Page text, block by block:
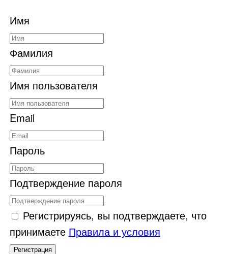
Имя
Фамилия
Имя пользователя
Email
Пароль
Подтверждение пароля
Регистрируясь, вы подтверждаете, что
принимаете Правила и условия
Регистрация